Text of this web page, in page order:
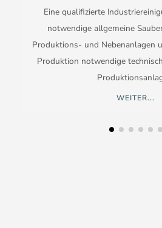
Eine qualifizierte
notwendige allgemeine
Produktions- und Nebenanlagen
Produktion notwendige
WEITER...